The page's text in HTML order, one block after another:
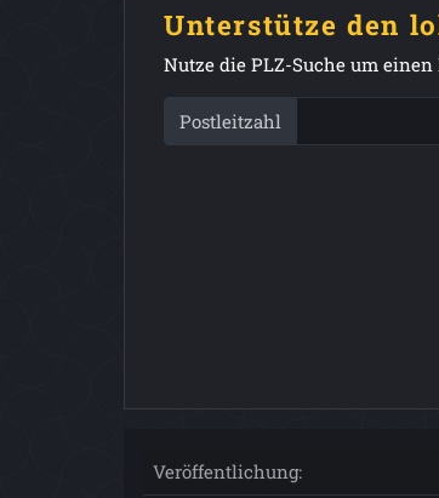
Unterstütze den
Nutze die PLZ-Suche um
Postleitzahl
Veröffentlichung: